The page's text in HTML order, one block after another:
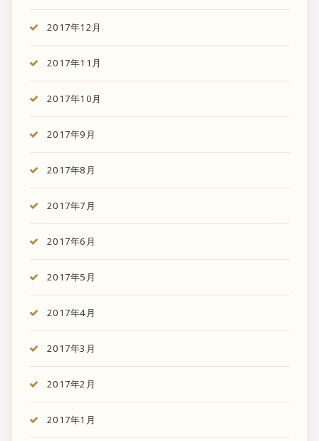
2017年12月
2017年11月
2017年10月
2017年9月
2017年8月
2017年7月
2017年6月
2017年5月
2017年4月
2017年3月
2017年2月
2017年1月